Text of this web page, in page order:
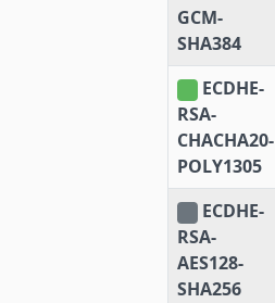
GCM-
SHA384
ECDHE-
RSA-
CHACHA20-
POLY1305
ECDHE-
RSA-
AES128-
SHA256